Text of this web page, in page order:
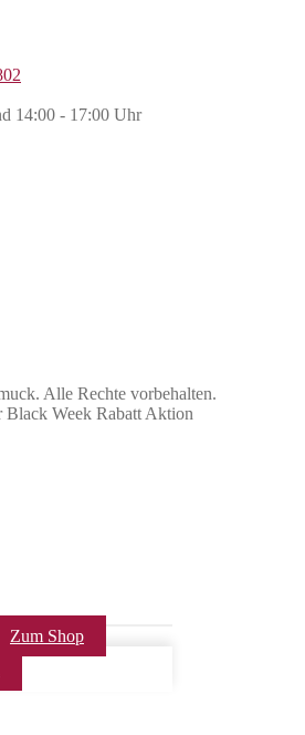
14:00 - 17:00 Uhr
Alle Rechte vorbehalten.
Week Rabatt Aktion
Zum Shop